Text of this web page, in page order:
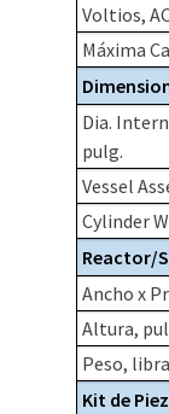
Voltios,
Máxima
Dia.
pulg.
Vessel
Cylinder
Reactor/
Ancho x
Altura,
Peso,
Kit de